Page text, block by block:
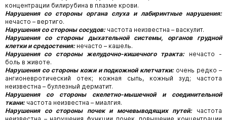
концентрации билирубина в плазме крови.
Нарушения со стороны органа слуха и лабиринтные нарушения:
нечасто – вертиго.
Нарушения со стороны сосудов: частота неизвестна – васкулит.
Нарушения со стороны дыхательной системы, органов грудной
клетки и средостения: нечасто – кашель.
Нарушения со стороны желудочно-кишечного тракта:нечасто -
боль в животе.
Нарушения со стороны кожи и подкожной клетчатки:очень редко –
ангионевротический отек; кожная сыпь, кожный зуд; частота
неизвестна – буллезный дерматит.
Нарушения со стороны скелетно-мышечной и соединительной
ткани: частота неизвестна – миалгия.
Нарушения со стороны почек и мочевыводящих путей:частота